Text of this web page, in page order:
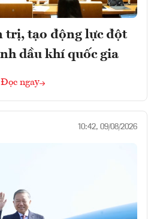
trị, tạo động lực đột
dầu khí quốc gia
Đọc ngay
10:42, 09/08/2026